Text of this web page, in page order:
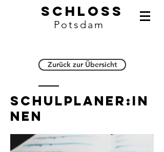
Schloss
Potsdam
Zurück zur Übersicht
Schulplaner:in
nen